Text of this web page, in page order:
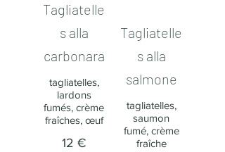
Tagliatelle
s alla
carbonara
tagliatelles,
lardons
fumés, crème
fraîches, œuf
12 €
Tagliatelle
s alla
salmone​
tagliatelles,
saumon
fumé, crème
fraîche